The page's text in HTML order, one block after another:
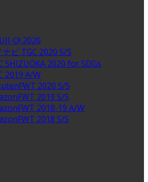
Q! 2020
ナビ TGC 2020 S/S
SHIZUOKA 2020 for SDGs
2019 A/W
2020 S/S
2019 S/S
2018-19 A/W
2018 S/S